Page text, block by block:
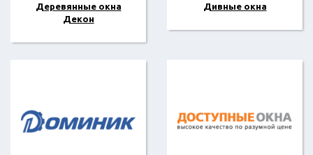
Деревянные окна
Декон
Дивные окна